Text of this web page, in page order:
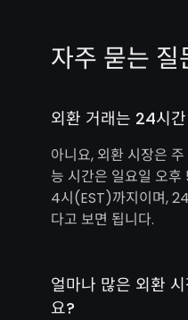
자주 묻는
외환 거래는 24시
아니요, 외환 시장은
능 시간은 일요일 오
4시(EST)까지이며,
다고 보면 됩니다.
얼마나 많은 외환
요?